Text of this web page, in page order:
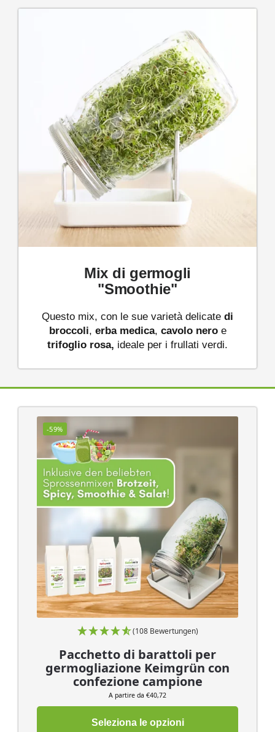
Mix di germogli
"Smoothie"
Questo mix, con le sue varietà delicate di
broccoli, erba medica, cavolo neroe
trifoglio rosa, ideale per i frullati verdi.
-59%
(108 Bewertungen)
Pacchetto di barattoli per
germogliazione Keimgrün con
confezione campione
A partire da €40,72
Seleziona le opzioni